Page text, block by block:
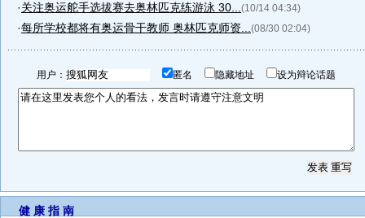
·关注奥运舵手选拔赛去奥林匹克练游泳 30... (10/14 04:34)
·每所学校都将有奥运骨干教师 奥林匹克师资... (08/30 02:04)
用户： 匿名 隐藏地址 设为辩论话题
健 康 指 南